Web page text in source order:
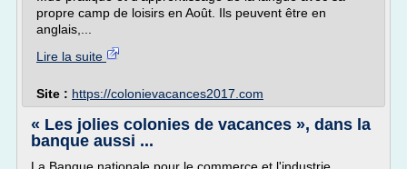
propre camp de loisirs en Août. Ils peuvent être en
anglais,...
Lire la suite
Site : https://colonievacances2017.com
« Les jolies colonies de vacances », dans la
banque aussi ...